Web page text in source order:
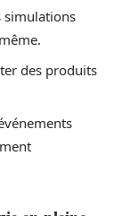
simulations
des produits